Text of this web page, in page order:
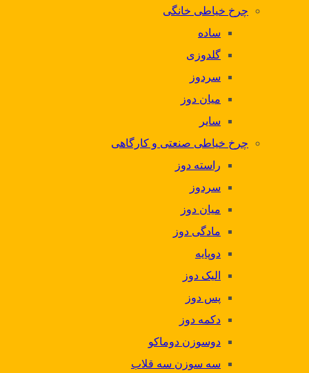
چرخ خیاطی خانگی
ساده
گلدوزی
سردوز
میان دوز
سایر
چرخ خیاطی صنعتی و کارگاهی
راسته دوز
سردوز
میان دوز
مادگی دوز
دوپایه
الیک دوز
پس دوز
دکمه دوز
دوسوزن دوماکو
سه سوزن سه قلاب